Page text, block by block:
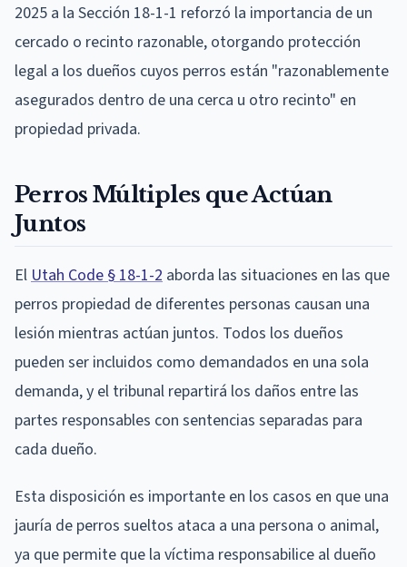
2025 a la Sección 18-1-1 reforzó la importancia de un
cercado o recinto razonable, otorgando protección
legal a los dueños cuyos perros están "razonablemente
asegurados dentro de una cerca u otro recinto" en
propiedad privada.
Perros Múltiples que Actúan
Juntos
El Utah Code § 18-1-2 aborda las situaciones en las que
perros propiedad de diferentes personas causan una
lesión mientras actúan juntos. Todos los dueños
pueden ser incluidos como demandados en una sola
demanda, y el tribunal repartirá los daños entre las
partes responsables con sentencias separadas para
cada dueño.
Esta disposición es importante en los casos en que una
jauría de perros sueltos ataca a una persona o animal,
ya que permite que la víctima responsabilice al dueño